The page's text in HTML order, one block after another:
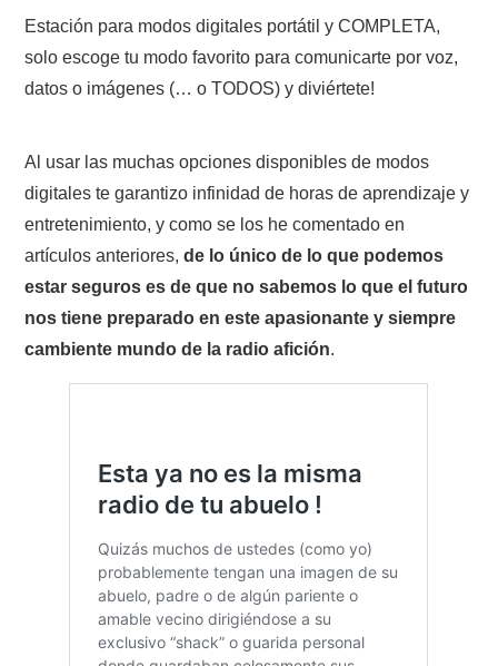
Estación para modos digitales portátil y COMPLETA,
solo escoge tu modo favorito para comunicarte por voz,
datos o imágenes (… o TODOS) y diviértete!
Al usar las muchas opciones disponibles de modos
digitales te garantizo infinidad de horas de aprendizaje y
entretenimiento, y como se los he comentado en
artículos anteriores,de lo único de lo que podemos
estar seguros es de que no sabemos lo que el futuro
nos tiene preparado en este apasionante y siempre
cambiente mundo de la radio afición.